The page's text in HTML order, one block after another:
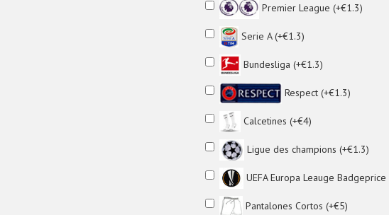
Premier League (+€1.3)
Serie A (+€1.3)
Bundesliga (+€1.3)
Respect (+€1.3)
Calcetines (+€4)
Ligue des champions (+€1.3)
UEFA Europa Leauge Badgeprice
Pantalones Cortos (+€5)